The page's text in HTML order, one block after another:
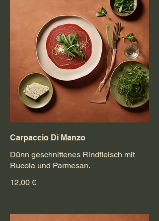
Carpaccio Di Manzo
Dünn geschnittenes Rindfleisch mit
Rucola und Parmesan.
12,00 €